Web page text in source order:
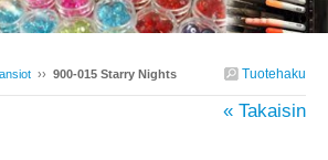
Tuotehaku
›› 900-015 Starry Nights
« Takaisin